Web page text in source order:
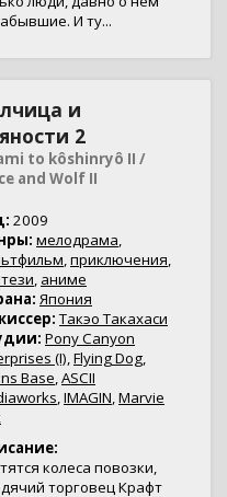
И ту...
и
2
to kôshinryô II /
and Wolf II
2009
мелодрама,
,приключения,
, аниме
Япония
Такэо Такахаси
Pony Canyon
(I),Flying Dog,
Base,ASCII
,IMAGIN,Marvie
колеса повозки,
торговец Крафт